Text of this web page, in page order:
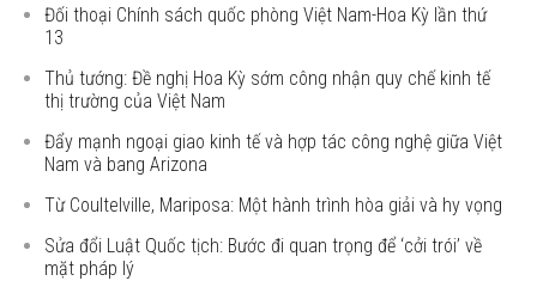
Đối thoại Chính sách quốc phòng Việt Nam-Hoa Kỳ lần thứ
13
Thủ tướng: Đề nghị Hoa Kỳ sớm công nhận quy chế kinh tế
thị trường của Việt Nam
Đẩy mạnh ngoại giao kinh tế và hợp tác công nghệ giữa Việt
Nam và bang Arizona
Từ Coultelville, Mariposa: Một hành trình hòa giải và hy vọng
Sửa đổi Luật Quốc tịch: Bước đi quan trọng để ‘cởi trói’ về
mặt pháp lý